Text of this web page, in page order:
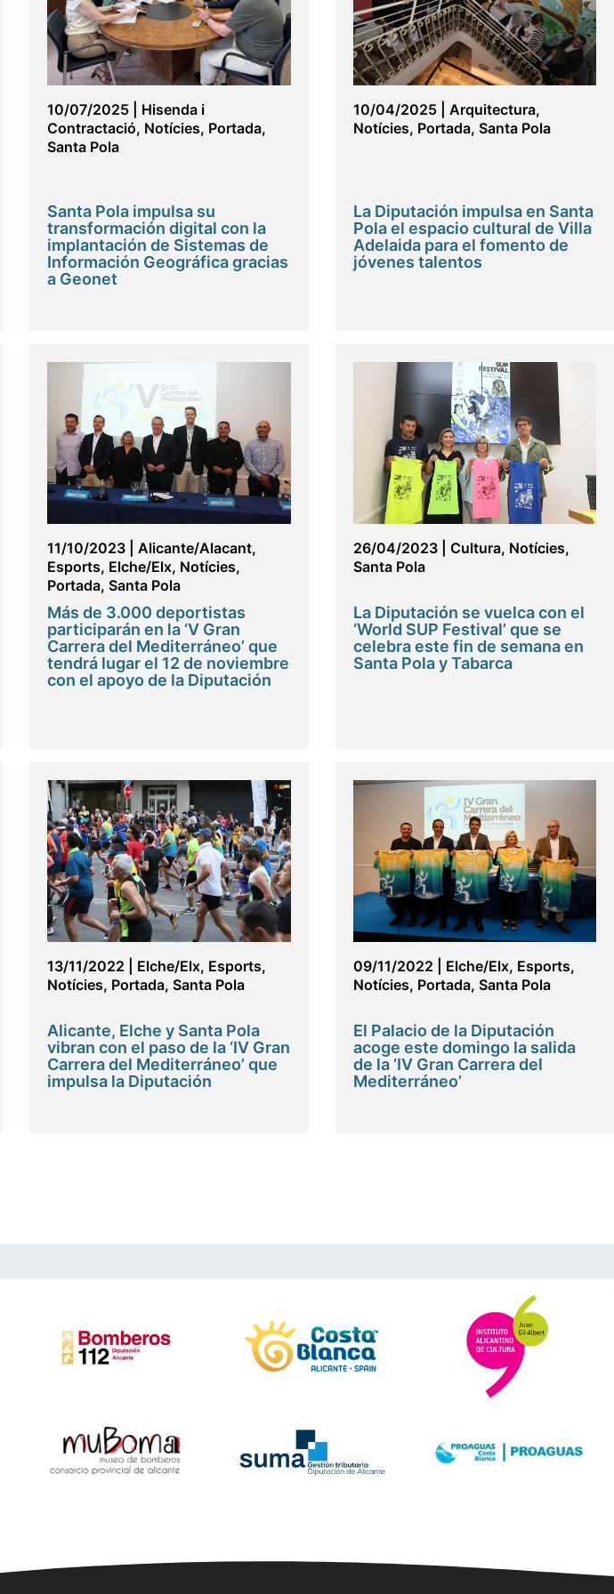
10/07/2025
Hisenda i
Contractació, Notícies, Portada,
Santa Pola
Santa Pola impulsa su
transformación digital con la
implantación de Sistemas de
Información Geográfica gracias
a Geonet
10/04/2025| Arquitectura,
Notícies, Portada, Santa Pola
La Diputación impulsa en Santa
Pola el espacio cultural de Villa
Adelaida para el fomento de
jóvenes talentos
11/10/2023 Alicante/Alacant,
Esports, Elche/Elx, Notícies,
Portada, Santa Pola
Más de 3.000 deportistas
participarán en la ‘V Gran
Carrera del Mediterráneo’ que
tendrá lugar el 12 de noviembre
con el apoyo de la Diputación
26/04/2023| Cultura, Notícies,
Santa Pola
La Diputación se vuelca con el
‘World SUP Festival’ que se
celebra este fin de semana en
Santa Pola y Tabarca
13/11/2022 Elche/Elx, Esports,
Notícies, Portada, Santa Pola
Alicante, Elche y Santa Pola
vibran con el paso de la ‘IV Gran
Carrera del Mediterráneo’ que
impulsa la Diputación
09/11/2022 Elche/Elx, Esports,
Notícies, Portada, Santa Pola
El Palacio de la Diputación
acoge este domingo la salida
de la ‘IV Gran Carrera del
Mediterráneo’